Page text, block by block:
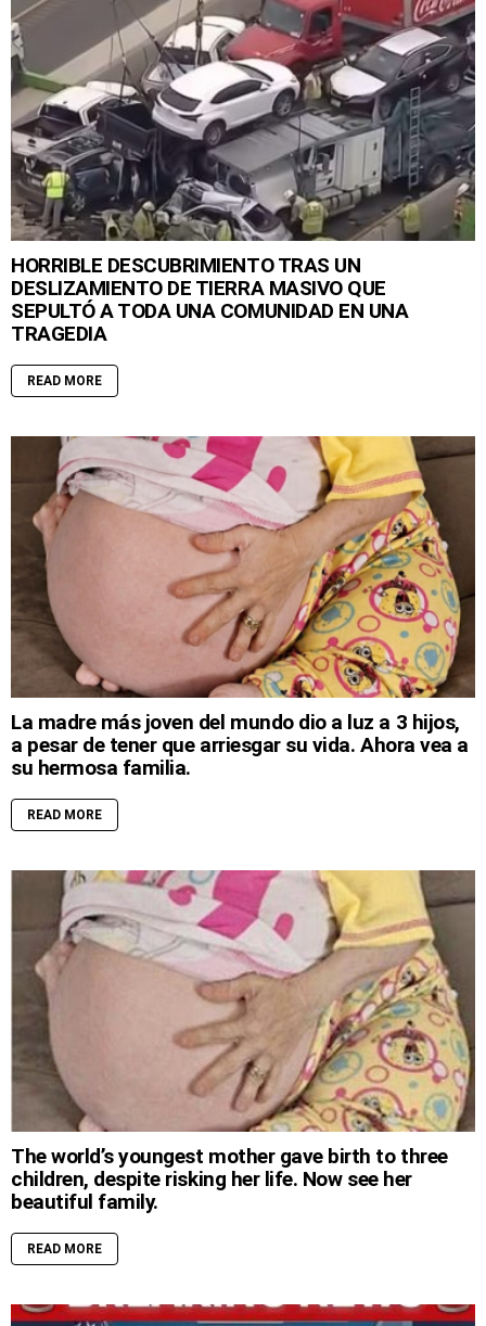
HORRIBLE DESCUBRIMIENTO TRAS UN
DESLIZAMIENTO DE TIERRA MASIVO QUE
SEPULTÓ A TODA UNA COMUNIDAD EN UNA
TRAGEDIA
READ MORE
La madre más joven del mundo dio a luz a 3 hijos,
a pesar de tener que arriesgar su vida. Ahora vea a
su hermosa familia.
READ MORE
The world’s youngest mother gave birth to three
children, despite risking her life. Now see her
beautiful family.
READ MORE